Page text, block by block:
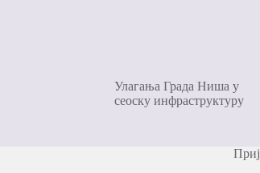
Улагања Града Ниша у
сеоску инфраструктуру